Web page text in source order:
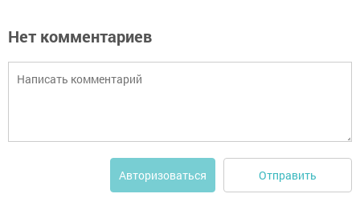
Нет комментариев
Авторизоваться Отправить